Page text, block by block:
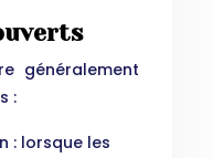
généralement
:
: lorsque les